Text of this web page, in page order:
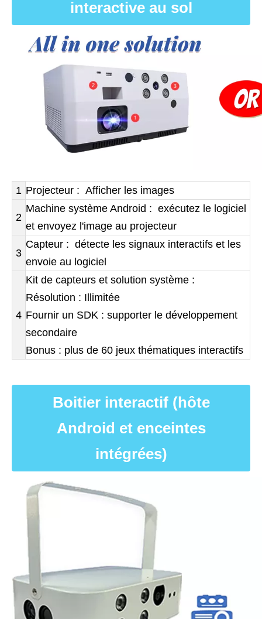
interactive au sol
1 Projecteur : Afficher les images
2
Machine système Android : exécutez le logiciel
et envoyez l'image au projecteur
3
Capteur : détecte les signaux interactifs et les
envoie au logiciel
4
Kit de capteurs et solution système :
Résolution : Illimitée
Fournir un SDK : supporter le développement
secondaire
Bonus : plus de 60 jeux thématiques interactifs
Boitier interactif (hôte
Android et enceintes
intégrées)